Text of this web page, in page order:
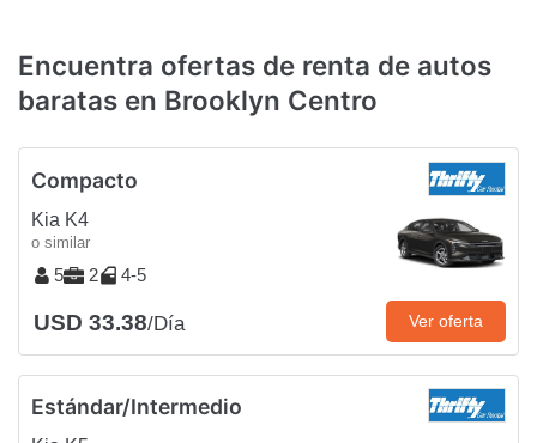
Encuentra ofertas de renta de autos
baratas en Brooklyn Centro
Compacto
Kia K4
o similar
5 2 4-5
USD 33.38/Día Ver oferta
Estándar/Intermedio